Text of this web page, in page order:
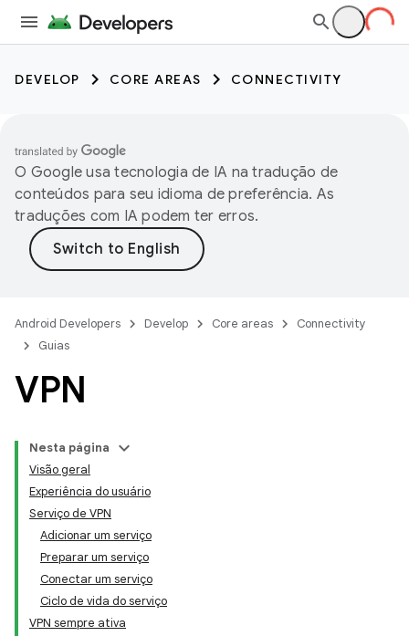
DEVELOP CORE AREAS CONNECTIVITY
O Google usa tecnologia de IA na tradução de
conteúdos para seu idioma de preferência. As
traduções com IA podem ter erros.
Android Developers Develop Core areas
Connectivity
Guias
VPN
Nesta página
Visão geral
Experiência do usuário
Serviço de VPN
Adicionar um serviço
Preparar um serviço
Conectar um serviço
Ciclo de vida do serviço
VPN sempre ativa